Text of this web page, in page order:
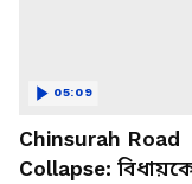
Chinsurah Road
Collapse:
05:09